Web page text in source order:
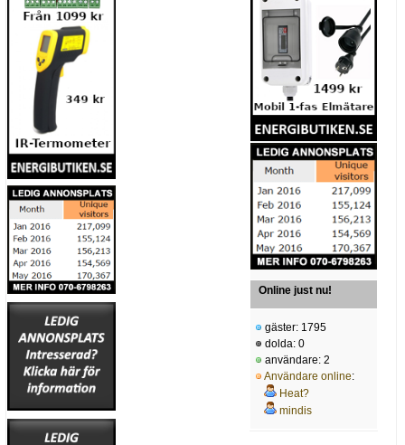
Online just nu!
gäster: 1795
dolda: 0
användare: 2
Användare online:
Heat?
mindis